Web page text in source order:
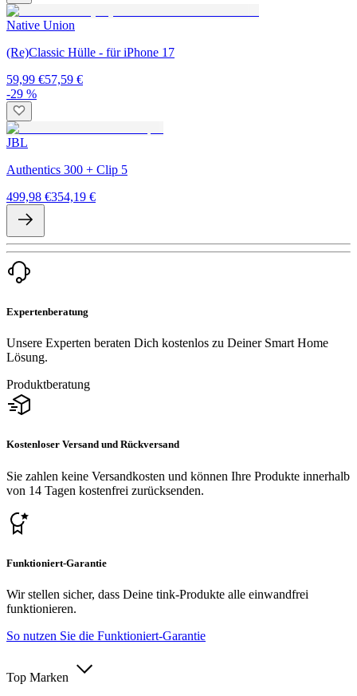
Native Union
(Re)Classic Hülle - für iPhone 17
59,99 €57,59 €
-29 %
JBL
Authentics 300 + Clip 5
499,98 €354,19 €
Expertenberatung
Unsere Experten beraten Dich kostenlos zu Deiner Smart Home
Lösung.
Produktberatung
Kostenloser Versand und Rückversand
Sie zahlen keine Versandkosten und können Ihre Produkte innerhalb
von 14 Tagen kostenfrei zurücksenden.
Funktioniert-Garantie
Wir stellen sicher, dass Deine tink-Produkte alle einwandfrei
funktionieren.
So nutzen Sie die Funktioniert-Garantie
Top Marken